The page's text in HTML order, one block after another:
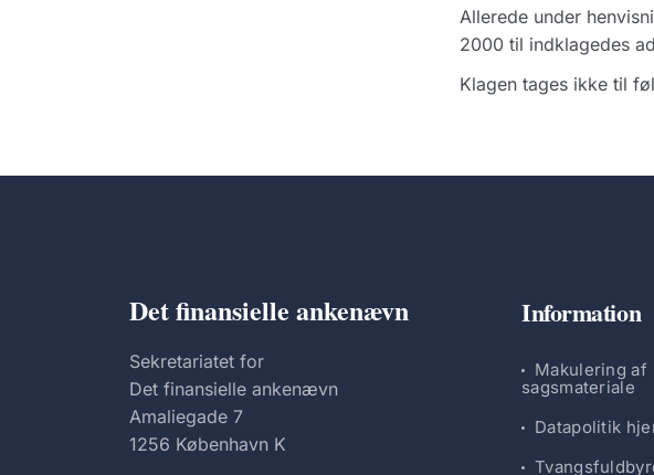
Allerede under
2000 til indklagedes
Klagen tages ikke til
Det finansielle ankenævn
Sekretariatet for
Det finansielle ankenævn
Amaliegade 7
1256 København K
Information
Makulering af
sagsmateriale
Datapolitik